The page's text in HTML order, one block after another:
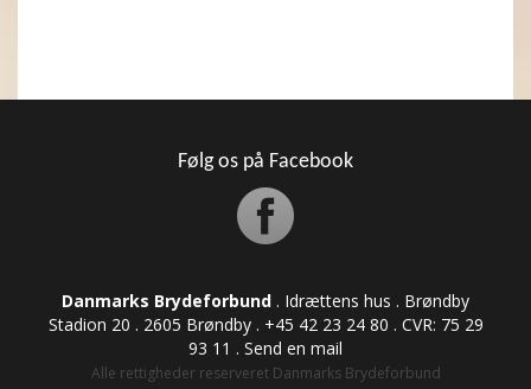
Følg os på Facebook
Danmarks Brydeforbund . Idrættens hus . Brøndby
Stadion 20 . 2605 Brøndby . +45 42 23 24 80 . CVR: ​​​​​​75 29
93 11 . Send en mail
Alle rettigheder reserveret Danmarks Brydeforbund